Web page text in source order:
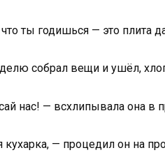
ты годишься — это плита
собрал вещи и ушёл,
нас! — всхлипывала она в
— процедил он на